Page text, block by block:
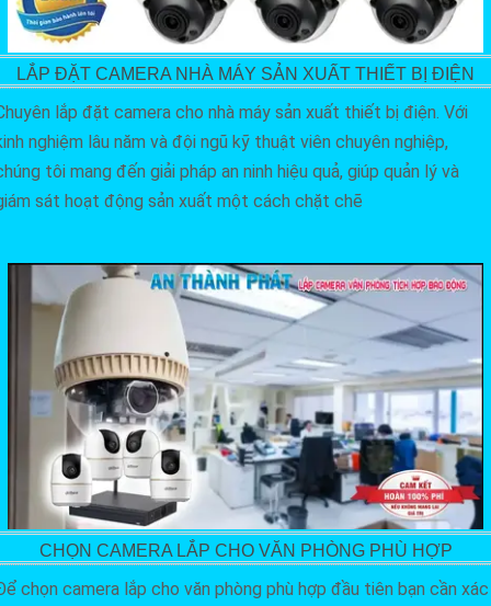
LẮP ĐẶT CAMERA NHÀ MÁY SẢN XUẤT THIẾT BỊ ĐIỆN
lắp đặt camera cho nhà máy sản xuất thiết bị điện. Với
nghiệm lâu năm và đội ngũ kỹ thuật viên chuyên nghiệp,
tôi mang đến giải pháp an ninh hiệu quả, giúp quản lý và
sát hoạt động sản xuất một cách chặt chẽ
CHỌN CAMERA LẮP CHO VĂN PHÒNG PHÙ HỢP
chọn camera lắp cho văn phòng phù hợp đầu tiên bạn cần xác